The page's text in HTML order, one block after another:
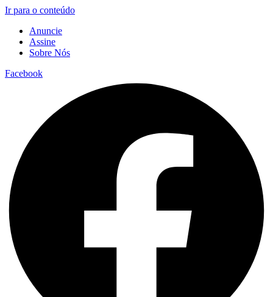
Ir para o conteúdo
Anuncie
Assine
Sobre Nós
Facebook